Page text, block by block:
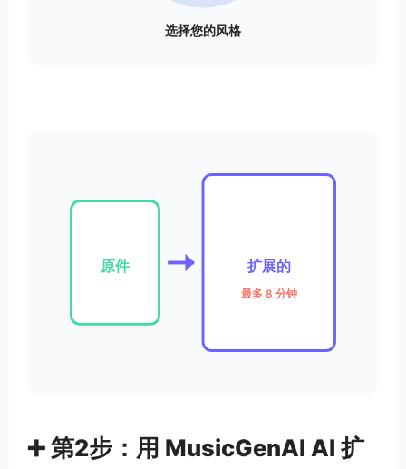
选择您的风格
原件 扩展的
最多 8 分钟
➕ 第2步：用 MusicGenAI AI 扩